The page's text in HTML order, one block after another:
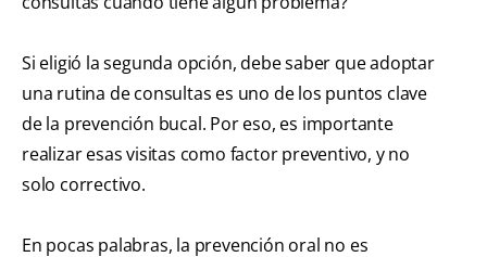
Si eligió la segunda opción, debe saber que adoptar
una rutina de consultas es uno de los puntos clave
de la prevención bucal. Por eso, es importante
realizar esas visitas como factor preventivo, y no
solo correctivo.
En pocas palabras, la prevención oral no es